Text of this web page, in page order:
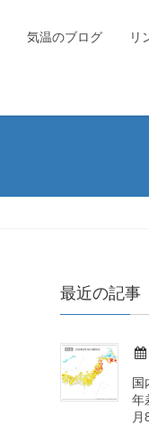
気温のブログ リ
最近の記事
国内平
年